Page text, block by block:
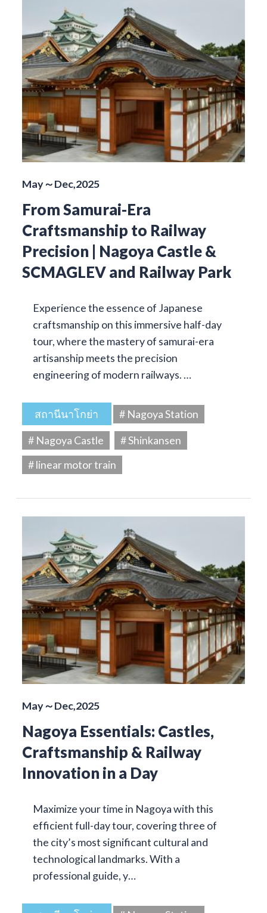
May～Dec,2025
From Samurai-Era
Craftsmanship to Railway
Precision | Nagoya Castle &
SCMAGLEV and Railway Park
Experience the essence of Japanese
craftsmanship on this immersive half-day
tour, where the mastery of samurai-era
artisanship meets the precision
engineering of modern railways. …
สถานีนาโกย่า
# Nagoya Station
# Nagoya Castle
# Shinkansen
# linear motor train
May～Dec,2025
Nagoya Essentials: Castles,
Craftsmanship & Railway
Innovation in a Day
Maximize your time in Nagoya with this
efficient full-day tour, covering three of
the city’s most significant cultural and
technological landmarks. With a
professional guide, y…